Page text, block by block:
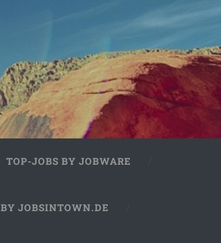
TOP-JOBS BY JOBWARE
JOBSINTOWN.DE